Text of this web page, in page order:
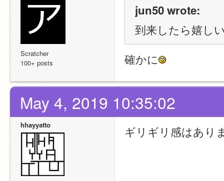
Scratcher
100+ posts
jun50 wrote:
到来したら嬉し
確かに
May 4, 2019 10:35:02
hhayyatto ギリギリ感はあり